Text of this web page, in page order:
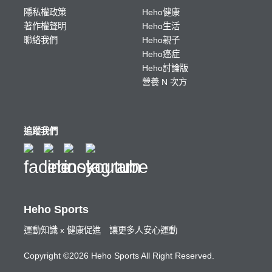
Heho Sports
運動知識 x 健康促進 讓更多人安心運動
Copyright ©2026 Heho Sports All Right Reserved.
隱私權政策
著作權聲明
聯絡我們
Heho健康
Heho生活
Heho親子
Heho癌症
Heho討論版
營養 N 次方
追蹤我們